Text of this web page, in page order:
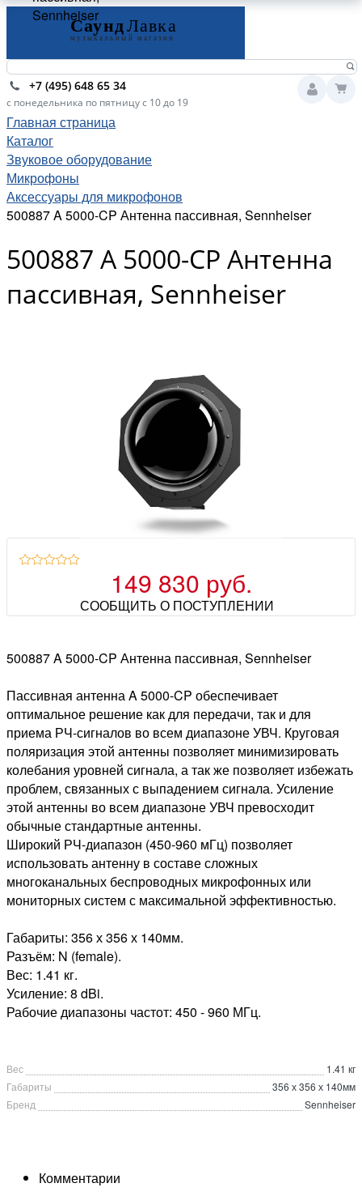
+7 (495) 648 65 34
с понедельника по пятницу с 10 до 19
Главная страница
Каталог
Звуковое оборудование
Микрофоны
Аксессуары для микрофонов
500887 A 5000-CP Антенна пассивная, Sennheiser
500887 A 5000-CP Антенна
пассивная, Sennheiser
149 830 руб.
СООБЩИТЬ О ПОСТУПЛЕНИИ
500887 A 5000-CP Антенна пассивная, Sennheiser
Пассивная антенна A 5000-CP обеспечивает
оптимальное решение как для передачи, так и для
приема РЧ-сигналов во всем диапазоне УВЧ. Круговая
поляризация этой антенны позволяет минимизировать
колебания уровней сигнала, а так же позволяет избежать
проблем, связанных с выпадением сигнала. Усиление
этой антенны во всем диапазоне УВЧ превосходит
обычные стандартные антенны.
Широкий РЧ-диапазон (450-960 мГц) позволяет
использовать антенну в составе сложных
многоканальных беспроводных микрофонных или
мониторных систем с максимальной эффективностью.
Габариты: 356 х 356 х 140мм.
Разъём: N (female).
Вес: 1.41 кг.
Усиление: 8 dBi.
Рабочие диапазоны частот: 450 - 960 МГц.
Вес
1.41 кг
Габариты
356 х 356 х 140мм
Бренд
Sennheiser
Комментарии
Sennheiser